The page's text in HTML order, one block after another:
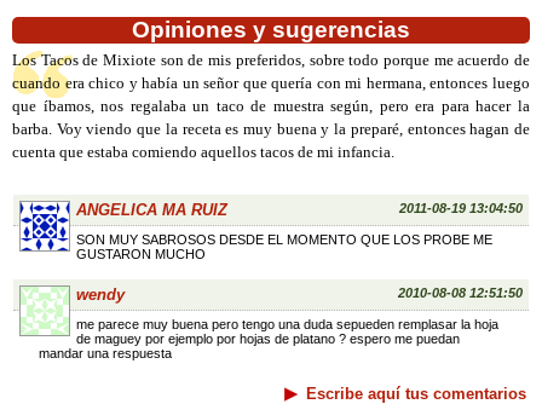
Opiniones y sugerencias
Los Tacos de Mixiote son de mis preferidos, sobre todo porque me acuerdo de
cuando era chico y había un señor que quería con mi hermana, entonces luego
que íbamos, nos regalaba un taco de muestra según, pero era para hacer la
barba. Voy viendo que la receta es muy buena y la preparé, entonces hagan de
cuenta que estaba comiendo aquellos tacos de mi infancia.
ANGELICA MA RUIZ 2011-08-19 13:04:50
SON MUY SABROSOS DESDE EL MOMENTO QUE LOS PROBE ME
GUSTARON MUCHO
wendy 2010-08-08 12:51:50
me parece muy buena pero tengo una duda sepueden remplasar la hoja
de maguey por ejemplo por hojas de platano ? espero me puedan
mandar una respuesta
Escribe aquí tus comentarios